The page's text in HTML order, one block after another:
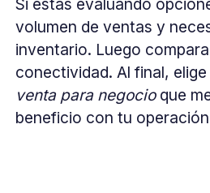
Si estás evaluando
volumen de ventas y
inventario. Luego
conectividad. Al final, elige
venta para negocioque
beneficio con tu